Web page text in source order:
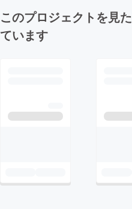
このプロジェクトを見
ています